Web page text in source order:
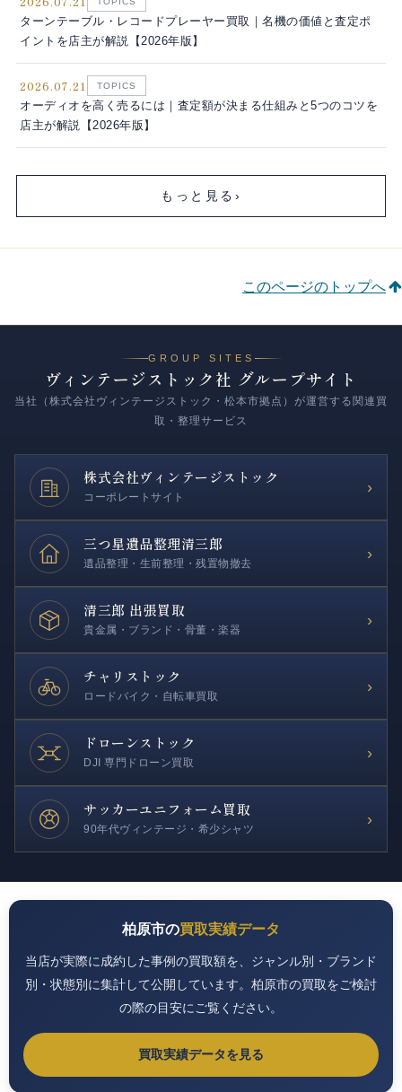
ターンテーブル・レコードプレーヤー買取｜名機の価値と査定ポ
イントを店主が解説【2026年版】
2026.07.21 TOPICS
オーディオを高く売るには｜査定額が決まる仕組みと5つのコツを
店主が解説【2026年版】
もっと見る ›
このページのトップへ
GROUP SITES
ヴィンテージストック社 グループサイト
当社（株式会社ヴィンテージストック・松本市拠点）が運営する関連買
取・整理サービス
株式会社ヴィンテージストック
コーポレートサイト
›
三つ星遺品整理清三郎
遺品整理・生前整理・残置物撤去
›
清三郎 出張買取
貴金属・ブランド・骨董・楽器
›
チャリストック
ロードバイク・自転車買取
›
ドローンストック
DJI 専門ドローン買取
›
サッカーユニフォーム買取
90年代ヴィンテージ・希少シャツ
›
柏原市の買取実績データ
当店が実際に成約した事例の買取額を、ジャンル別・ブランド
別・状態別に集計して公開しています。柏原市の買取をご検討
の際の目安にご覧ください。
買取実績データを見る